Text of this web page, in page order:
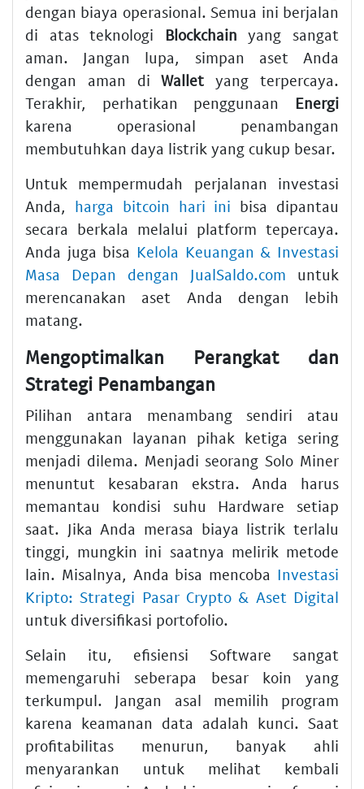
dengan biaya operasional. Semua ini berjalan
di atas teknologi Blockchain yang sangat
aman. Jangan lupa, simpan aset Anda
dengan aman diWallet yang terpercaya.
Terakhir, perhatikan penggunaan Energi
karena operasional penambangan
membutuhkan daya listrik yang cukup besar.
Untuk mempermudah perjalanan investasi
Anda, harga bitcoin hari ini bisa dipantau
secara berkala melalui platform tepercaya.
Anda juga bisa Kelola Keuangan & Investasi
Masa Depan dengan JualSaldo.com untuk
merencanakan aset Anda dengan lebih
matang.
Mengoptimalkan Perangkat dan
Strategi Penambangan
Pilihan antara menambang sendiri atau
menggunakan layanan pihak ketiga sering
menjadi dilema. Menjadi seorang Solo Miner
menuntut kesabaran ekstra. Anda harus
memantau kondisi suhu Hardware setiap
saat. Jika Anda merasa biaya listrik terlalu
tinggi, mungkin ini saatnya melirik metode
lain. Misalnya, Anda bisa mencoba Investasi
Kripto: Strategi Pasar Crypto & Aset Digital
untuk diversifikasi portofolio.
Selain itu, efisiensi Software sangat
memengaruhi seberapa besar koin yang
terkumpul. Jangan asal memilih program
karena keamanan data adalah kunci. Saat
profitabilitas menurun, banyak ahli
menyarankan untuk melihat kembali